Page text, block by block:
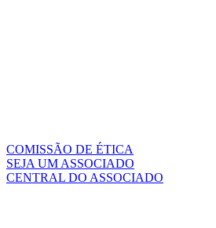
COMISSÃO DE ÉTICA
SEJA UM ASSOCIADO
CENTRAL DO ASSOCIADO